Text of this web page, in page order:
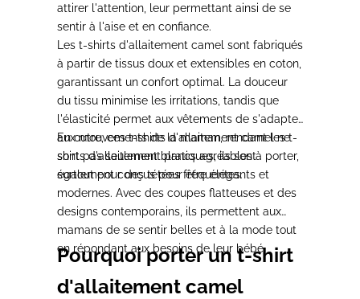
attirer l'attention , leur permettant ainsi de se
sentir à l'aise et en confiance.
Les t-shirts d'allaitement camel sont fabriqués
à partir de tissus doux et extensibles en coton,
garantissant un confort optimal. La douceur
du tissu minimise les irritations , tandis que
l'élasticité permet aux vêtements de s'adapter
aux mouvements de la maman, rendant les t-
shirts d'allaitement blancs agréables à porter,
surtout pour des tétées fréquentes.
En outre, ces t-shirts d'allaitement camel ne
sont pas seulement pratiques, ils sont
également conçus pour êtreélégants et
modernes. Avec des coupes flatteuses et des
designs contemporains , ils permettent aux
mamans de se sentir belles et à la mode tout
en répondant aux besoins de leur bébé.
Pourquoi porter un t-shirt
d'allaitement camel